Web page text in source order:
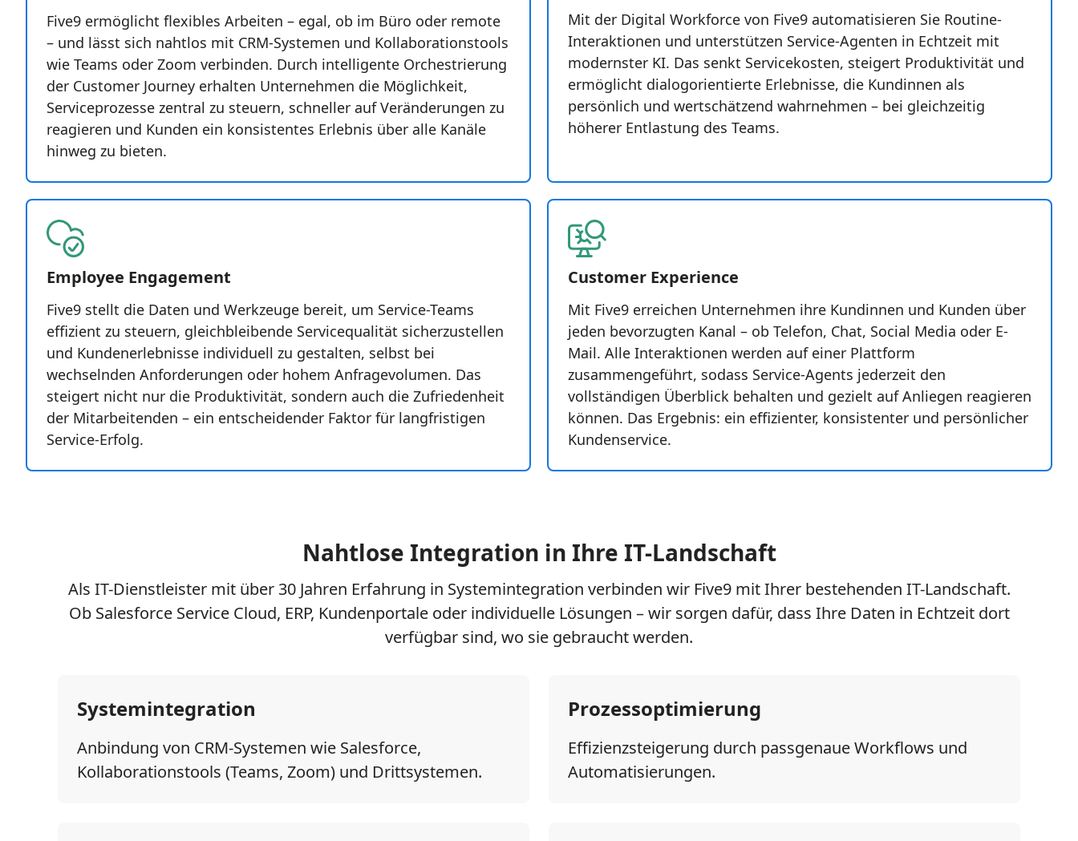
Five9 ermöglicht flexibles Arbeiten – egal, ob im Büro oder remote
– und lässt sich nahtlos mit CRM-Systemen und Kollaborationstools
wie Teams oder Zoom verbinden. Durch intelligente Orchestrierung
der Customer Journey erhalten Unternehmen die Möglichkeit,
Serviceprozesse zentral zu steuern, schneller auf Veränderungen zu
reagieren und Kunden ein konsistentes Erlebnis über alle Kanäle
hinweg zu bieten.
Mit der Digital Workforce von Five9 automatisieren Sie Routine-
Interaktionen und unterstützen Service-Agenten in Echtzeit mit
modernster KI. Das senkt Servicekosten, steigert Produktivität und
ermöglicht dialogorientierte Erlebnisse, die Kundinnen als
persönlich und wertschätzend wahrnehmen – bei gleichzeitig
höherer Entlastung des Teams.
Employee Engagement
Five9 stellt die Daten und Werkzeuge bereit, um Service-Teams
effizient zu steuern, gleichbleibende Servicequalität sicherzustellen
und Kundenerlebnisse individuell zu gestalten, selbst bei
wechselnden Anforderungen oder hohem Anfragevolumen. Das
steigert nicht nur die Produktivität, sondern auch die Zufriedenheit
der Mitarbeitenden – ein entscheidender Faktor für langfristigen
Service-Erfolg.
Customer Experience
Mit Five9 erreichen Unternehmen ihre Kundinnen und Kunden über
jeden bevorzugten Kanal – ob Telefon, Chat, Social Media oder E-
Mail. Alle Interaktionen werden auf einer Plattform
zusammengeführt, sodass Service-Agents jederzeit den
vollständigen Überblick behalten und gezielt auf Anliegen reagieren
können. Das Ergebnis: ein effizienter, konsistenter und persönlicher
Kundenservice.
Nahtlose Integration in Ihre IT-Landschaft
Als IT-Dienstleister mit über 30 Jahren Erfahrung in Systemintegration verbinden wir Five9 mit Ihrer bestehenden IT-Landschaft.
Ob Salesforce Service Cloud, ERP, Kundenportale oder individuelle Lösungen – wir sorgen dafür, dass Ihre Daten in Echtzeit dort
verfügbar sind, wo sie gebraucht werden.
Systemintegration
Anbindung von CRM-Systemen wie Salesforce,
Kollaborationstools (Teams, Zoom) und Drittsystemen.
Prozessoptimierung
Effizienzsteigerung durch passgenaue Workflows und
Automatisierungen.